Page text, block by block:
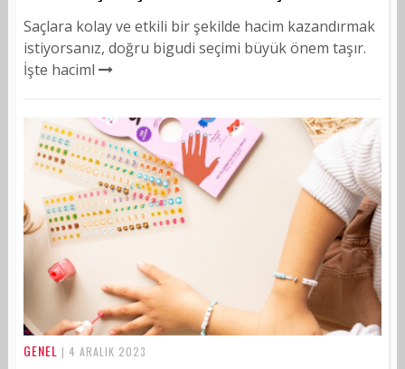
Saçlara kolay ve etkili bir şekilde hacim kazandırmak
istiyorsanız, doğru bigudi seçimi büyük önem taşır.
İşte haciml
GENEL | 4 ARALIK 2023